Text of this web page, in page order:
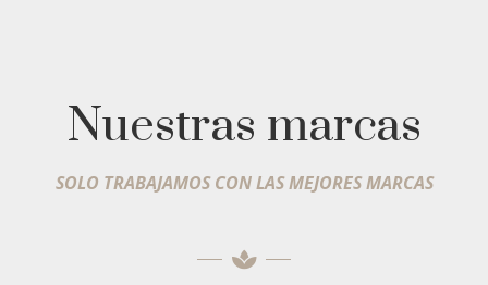
Nuestras marcas
SOLO TRABAJAMOS CON LAS MEJORES MARCAS